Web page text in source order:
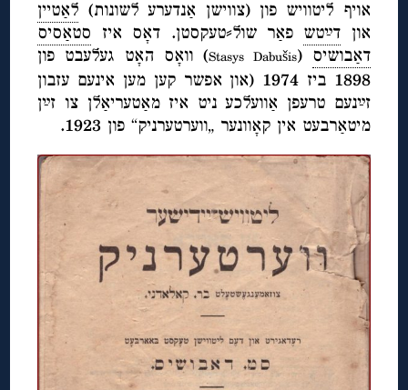
אויף ליטוויש פון (צווישן אַנדערע לשונות) לאַטיין
און דײַטש פאַר שול⸗טעקסטן. דאָס איז סטאַסיס
דאַבושיס (
Stasys Dabušis) וואָס האָט געלעבט פון
1898 ביז 1974 (און אפשר קען מען אינעם עזבון
זײַנעם טרעפן אַוועלכע ניט איז מאַטעריאַלן צו זײַן
מיטאַרבעט אין קאָוונער „ווערטערניק“ פון 1923.